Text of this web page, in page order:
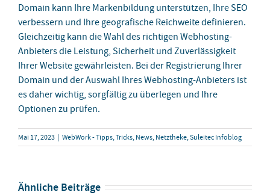
Domain kann Ihre Markenbildung unterstützen, Ihre SEO
verbessern und Ihre geografische Reichweite definieren.
Gleichzeitig kann die Wahl des richtigen Webhosting-
Anbieters die Leistung, Sicherheit und Zuverlässigkeit
Ihrer Website gewährleisten. Bei der Registrierung Ihrer
Domain und der Auswahl Ihres Webhosting-Anbieters ist
es daher wichtig, sorgfältig zu überlegen und Ihre
Optionen zu prüfen.
Mai 17, 2023 | WebWork - Tipps, Tricks, News,Netztheke,Suleitec Infoblog
Ähnliche Beiträge